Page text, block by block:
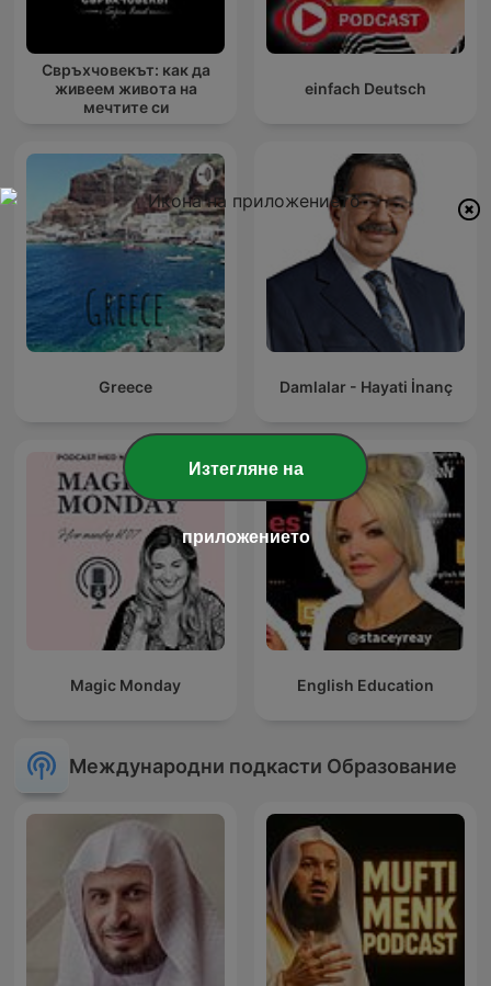
Свръхчовекът: как да
живеем живота на
мечтите си
einfach Deutsch
Greece Damlalar - Hayati İnanç
Magic Monday English Education
Международни подкасти Образование
Изтегляне на
приложението